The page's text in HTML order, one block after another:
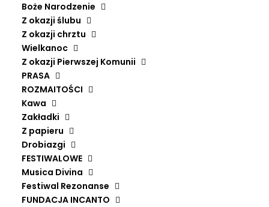
Boże Narodzenie
Z okazji ślubu
Z okazji chrztu
Wielkanoc
Z okazji Pierwszej Komunii
PRASA
ROZMAITOŚCI
Kawa
Zakładki
Z papieru
Drobiazgi
FESTIWALOWE
Musica Divina
Festiwal Rezonanse
FUNDACJA INCANTO
Tylko 1 szt. dostępna
LA
MAGDALENE
The
cult
of
Mary
Magdalene
the
early
Wykonawca
Wydawca
Rok wydania